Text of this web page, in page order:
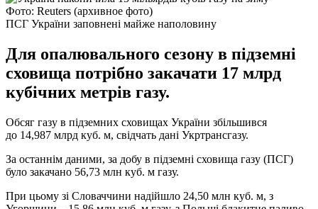
Фото: Reuters (архивное фото)
ПСГ України заповнені майже наполовину
Для опалювального сезону в підземні
сховища потрібно закачати 17 млрд
кубічних метрів газу.
Обсяг газу в підземних сховищах України збільшився
до 14,987 млрд куб. м, свідчать дані Укртрансгазу.
За останнім даними, за добу в підземні сховища газу (ПCГ)
було закачано 56,73 млн куб. м газу.
При цьому зі Словаччини надійшло 24,50 млн куб. м, з